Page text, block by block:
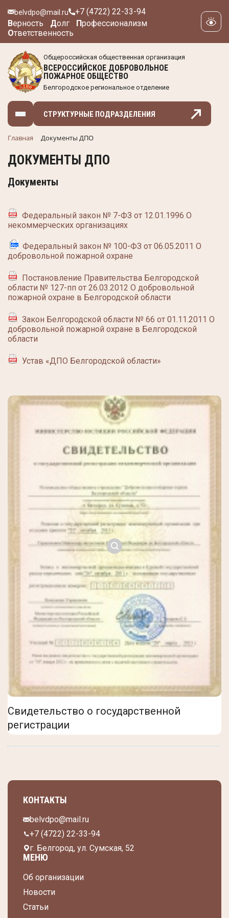
belvdpo@mail.ru
+7 (4722) 22-33-94
Верность Долг Профессионализм
Ответственность
Общероссийская общественная организация
ВСЕРОССИЙСКОЕ ДОБРОВОЛЬНОЕ
ПОЖАРНОЕ ОБЩЕСТВО
Белгородское региональное отделение
СТРУКТУРНЫЕ ПОДРАЗДЕЛЕНИЯ
Главная Документы ДПО
ДОКУМЕНТЫ ДПО
Документы
Федеральный закон № 7-ФЗ от 12.01.1996 О
некоммерческих организациях
Федеральный закон № 100-ФЗ от 06.05.2011 О
добровольной пожарной охране
Постановление Правительства Белгородской
области № 127-пп от 26.03.2012 О добровольной
пожарной охране в Белгородской области
Закон Белгородской области № 66 от 01.11.2011 О
добровольной пожарной охране в Белгородской
области
Устав «ДПО Белгородской области»
Свидетельство о государственной
регистрации
КОНТАКТЫ
belvdpo@mail.ru
+7 (4722) 22-33-94
г. Белгород, ул. Сумская, 52
МЕНЮ
Об организации
Новости
Статьи